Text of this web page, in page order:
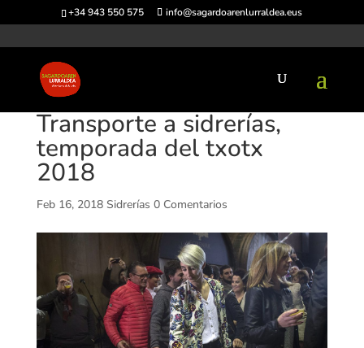
+34 943 550 575 info@sagardoarenlurraldea.eus
Transporte a sidrerías,
temporada del txotx
2018
Feb 16, 2018 Sidrerías 0 Comentarios